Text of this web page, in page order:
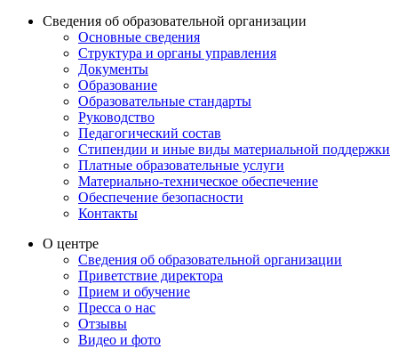
Сведения об образовательной организации
Основные сведения
Структура и органы управления
Документы
Образование
Образовательные стандарты
Руководство
Педагогический состав
Стипендии и иные виды материальной поддержки
Платные образовательные услуги
Материально-техническое обеспечение
Обеспечение безопасности
Контакты
О центре
Сведения об образовательной организации
Приветствие директора
Прием и обучение
Пресса о нас
Отзывы
Видео и фото